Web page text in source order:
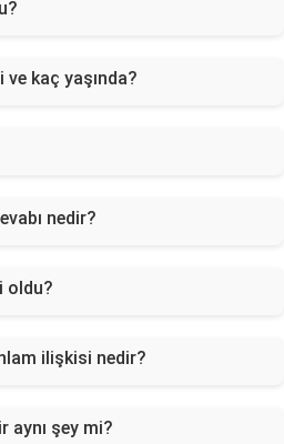
ve kaç yaşında?
nedir?
oldu?
ilişkisi nedir?
aynı şey mi?